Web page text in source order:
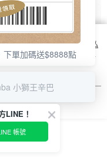
方式之詳情，及若您不希
設定，請參閱本網站「
隱私
示您同意本公司得按本網站使
下單加碼送$8888點
小獅王辛巴
LINE！
帳號